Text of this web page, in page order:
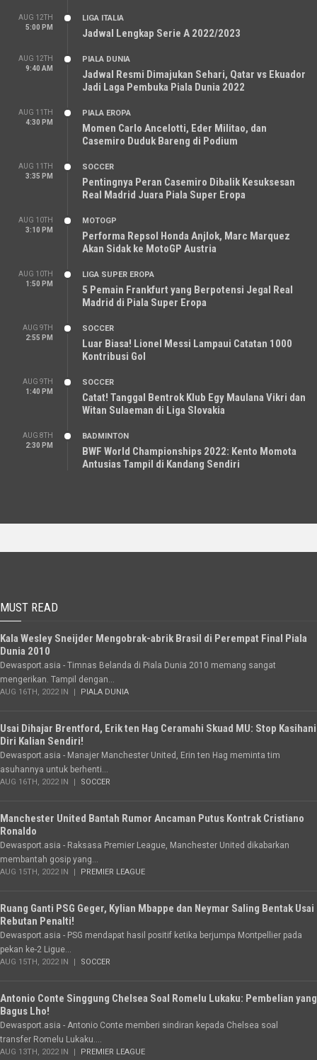
AUG 12TH
5:00 PM
LIGA ITALIA
Jadwal Lengkap Serie A 2022/2023
AUG 12TH
9:40 AM
PIALA DUNIA
Jadwal Resmi Dimajukan Sehari, Qatar vs Ekuador
Jadi Laga Pembuka Piala Dunia 2022
AUG 11TH
4:30 PM
PIALA EROPA
Momen Carlo Ancelotti, Eder Militao, dan
Casemiro Duduk Bareng di Podium
AUG 11TH
3:35 PM
SOCCER
Pentingnya Peran Casemiro Dibalik Kesuksesan
Real Madrid Juara Piala Super Eropa
AUG 10TH
3:10 PM
MOTOGP
Performa Repsol Honda Anjlok, Marc Marquez
Akan Sidak ke MotoGP Austria
AUG 10TH
1:50 PM
LIGA SUPER EROPA
5 Pemain Frankfurt yang Berpotensi Jegal Real
Madrid di Piala Super Eropa
AUG 9TH
2:55 PM
SOCCER
Luar Biasa! Lionel Messi Lampaui Catatan 1000
Kontribusi Gol
AUG 9TH
1:40 PM
SOCCER
Catat! Tanggal Bentrok Klub Egy Maulana Vikri dan
Witan Sulaeman di Liga Slovakia
AUG 8TH
2:30 PM
BADMINTON
BWF World Championships 2022: Kento Momota
Antusias Tampil di Kandang Sendiri
MUST READ
Kala Wesley Sneijder Mengobrak-abrik Brasil di Perempat Final Piala
Dunia 2010
Dewasport.asia - Timnas Belanda di Piala Dunia 2010 memang sangat
mengerikan. Tampil dengan...
AUG 16TH, 2022 IN PIALA DUNIA
Usai Dihajar Brentford, Erik ten Hag Ceramahi Skuad MU: Stop Kasihani
Diri Kalian Sendiri!
Dewasport.asia - Manajer Manchester United, Erin ten Hag meminta tim
asuhannya untuk berhenti...
AUG 16TH, 2022 IN SOCCER
Manchester United Bantah Rumor Ancaman Putus Kontrak Cristiano
Ronaldo
Dewasport.asia - Raksasa Premier League, Manchester United dikabarkan
membantah gosip yang...
AUG 15TH, 2022 IN PREMIER LEAGUE
Ruang Ganti PSG Geger, Kylian Mbappe dan Neymar Saling Bentak Usai
Rebutan Penalti!
Dewasport.asia - PSG mendapat hasil positif ketika berjumpa Montpellier pada
pekan ke-2 Ligue...
AUG 15TH, 2022 IN SOCCER
Antonio Conte Singgung Chelsea Soal Romelu Lukaku: Pembelian yang
Bagus Lho!
Dewasport.asia - Antonio Conte memberi sindiran kepada Chelsea soal
transfer Romelu Lukaku....
AUG 13TH, 2022 IN PREMIER LEAGUE